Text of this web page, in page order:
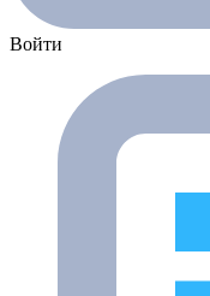
Войти